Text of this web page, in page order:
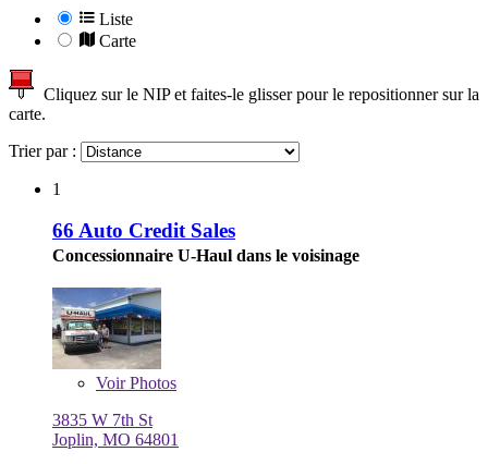
Liste
Carte
Cliquez sur le NIP et faites-le glisser pour le repositionner sur la
carte.
Trier par :
1
66 Auto Credit Sales
Concessionnaire U-Haul dans le voisinage
VoirPhotos
3835 W 7th St
Joplin, MO 64801